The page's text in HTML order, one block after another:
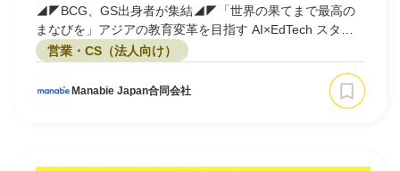
◢◤BCG、GS出身者が集結◢◤「世界の果てまで最高の
まなびを」アジアの教育変革を目指す AI×EdTech スター
トアップ｜SaaS Product / DXコンサルマネージャー候補
営業・CS（法人向け）
Manabie Japan合同会社